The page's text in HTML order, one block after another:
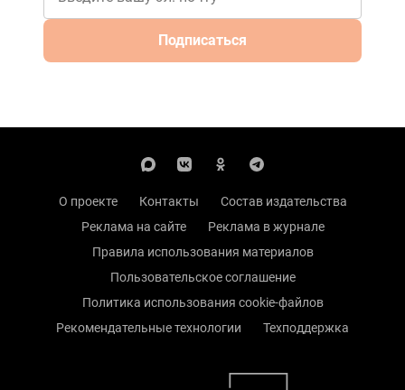
Подписаться
О проекте Контакты
Состав издательства
Реклама на сайте
Реклама в журнале
Правила использования материалов
Пользовательское соглашение
Политика использования cookie-файлов
Рекомендательные технологии
Техподдержка